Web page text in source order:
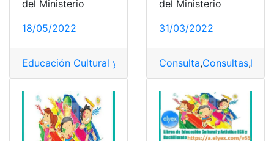
del Ministerio
18/05/2022
Educación Cultural y Artística,Libro,Libros,Ministerio
del Ministerio
31/03/2022
Consulta,Consultas,